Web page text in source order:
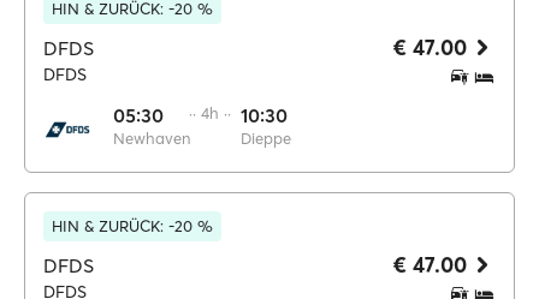
HIN & ZURÜCK: -20 %
DFDS
DFDS
05:30
Newhaven
·· 4h ·· 10:30
Dieppe
€ 47.00
HIN & ZURÜCK: -20 %
DFDS
DFDS
€ 47.00